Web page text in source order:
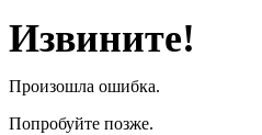
Извините!
Произошла ошибка.
Попробуйте позже.